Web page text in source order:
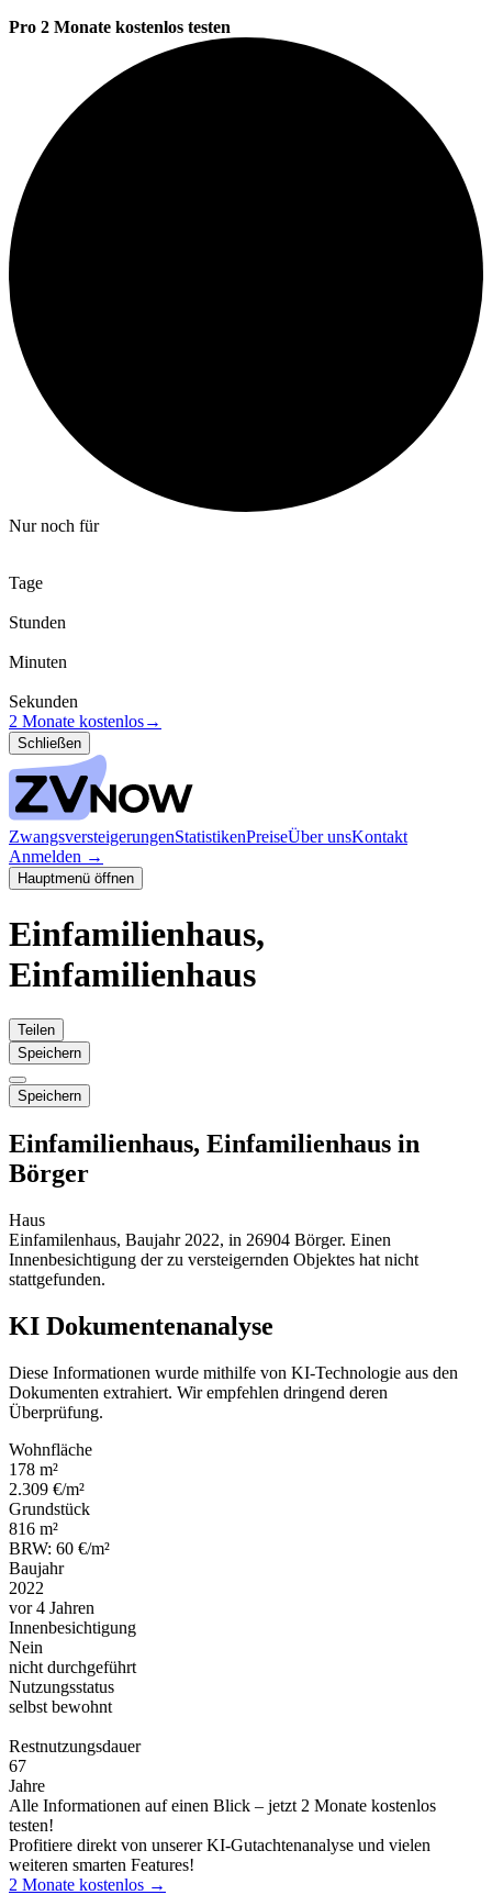
Pro 2 Monate kostenlos testen
Nur noch für
Tage
Stunden
Minuten
Sekunden
2 Monate kostenlos→
Schließen
ZwangsversteigerungenStatistikenPreiseÜber unsKontakt
Anmelden →
Hauptmenü öffnen
Einfamilienhaus,
Einfamilienhaus
Teilen
Speichern
Speichern
Einfamilienhaus, Einfamilienhaus in
Börger
Haus
Einfamilenhaus, Baujahr 2022, in 26904 Börger. Einen
Innenbesichtigung der zu versteigernden Objektes hat nicht
stattgefunden.
KI Dokumentenanalyse
Diese Informationen wurde mithilfe von KI-Technologie aus den
Dokumenten extrahiert. Wir empfehlen dringend deren
Überprüfung.
Wohnfläche
178 m²
2.309 €/m²
Grundstück
816 m²
BRW: 60 €/m²
Baujahr
2022
vor 4 Jahren
Innenbesichtigung
Nein
nicht durchgeführt
Nutzungsstatus
selbst bewohnt
Restnutzungsdauer
67
Jahre
Alle Informationen auf einen Blick – jetzt 2 Monate kostenlos
testen!
Profitiere direkt von unserer KI-Gutachtenanalyse und vielen
weiteren smarten Features!
2 Monate kostenlos →